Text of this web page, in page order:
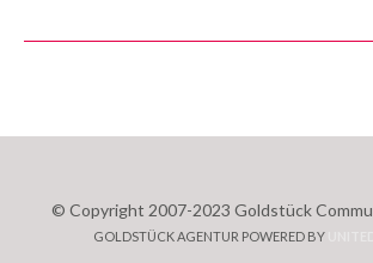
© Copyright 2007-2023 Goldstück
GOLDSTÜCK AGENTUR POWERED BY